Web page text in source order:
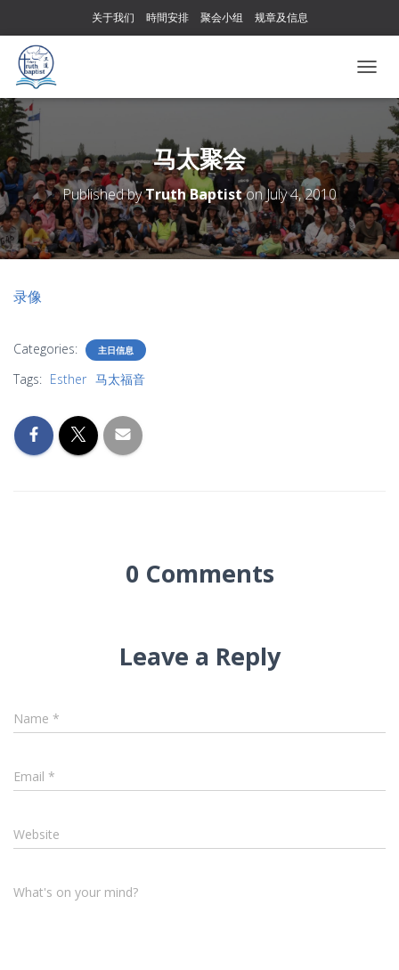
关于我们 時間安排 聚会小组 规章及信息
O
E
N
A
V
I
G
马太聚会
Published byTruth BaptistonJuly 4, 2010
录像
Categories: 主日信息
Tags: Esther 马太福音
0 Comments
Leave a Reply
Name *
Email *
Website
What's on your mind?